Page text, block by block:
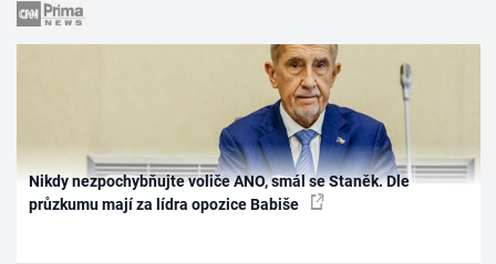
Nikdy nezpochybňujte voliče ANO, smál se Staněk. Dle
průzkumu mají za lídra opozice Babiše